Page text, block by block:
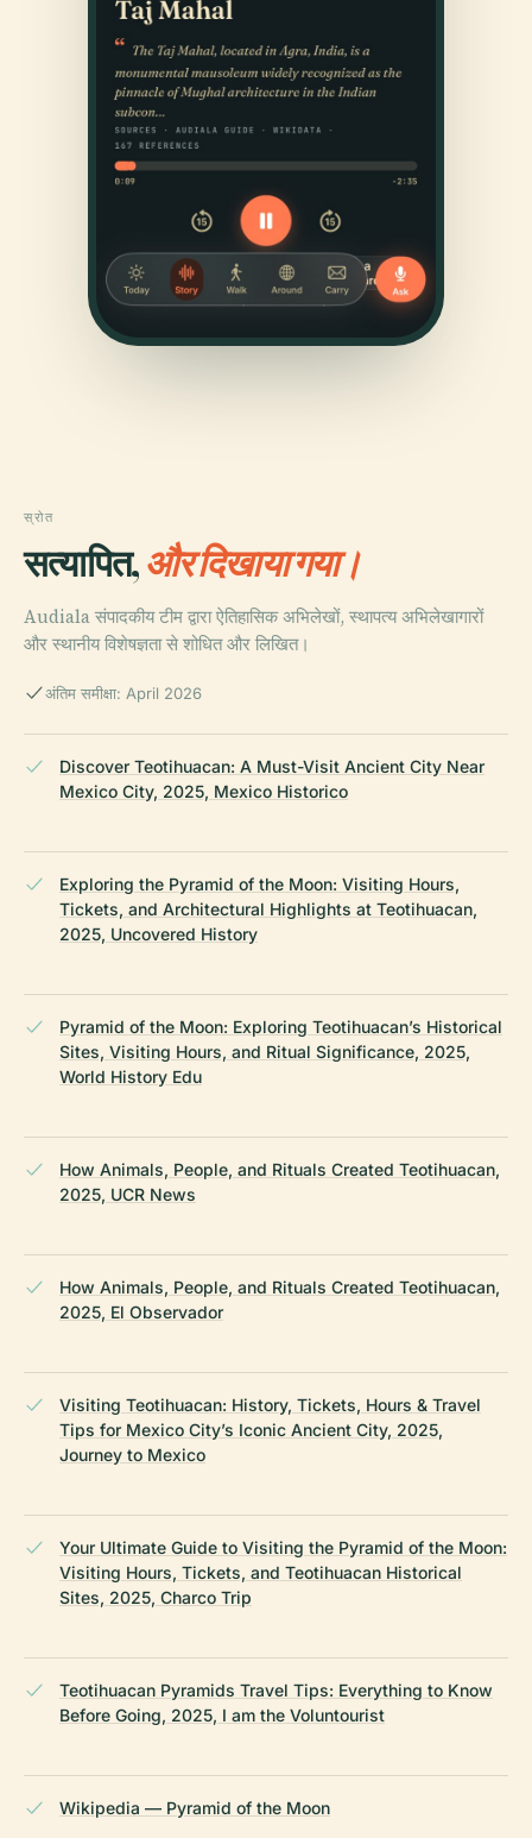
स्रोत
सत्यापित,और दिखाया गया।
Audiala संपादकीय टीम द्वारा ऐतिहासिक अभिलेखों, स्थापत्य अभिलेखागारों
और स्थानीय विशेषज्ञता से शोधित और लिखित।
अंतिम समीक्षा: April 2026
Discover Teotihuacan: A Must-Visit Ancient City Near
Mexico City, 2025, Mexico Historico
Exploring the Pyramid of the Moon: Visiting Hours,
Tickets, and Architectural Highlights at Teotihuacan,
2025, Uncovered History
Pyramid of the Moon: Exploring Teotihuacan’s Historical
Sites, Visiting Hours, and Ritual Significance, 2025,
World History Edu
How Animals, People, and Rituals Created Teotihuacan,
2025, UCR News
How Animals, People, and Rituals Created Teotihuacan,
2025, El Observador
Visiting Teotihuacan: History, Tickets, Hours & Travel
Tips for Mexico City’s Iconic Ancient City, 2025,
Journey to Mexico
Your Ultimate Guide to Visiting the Pyramid of the Moon:
Visiting Hours, Tickets, and Teotihuacan Historical
Sites, 2025, Charco Trip
Teotihuacan Pyramids Travel Tips: Everything to Know
Before Going, 2025, I am the Voluntourist
Wikipedia — Pyramid of the Moon